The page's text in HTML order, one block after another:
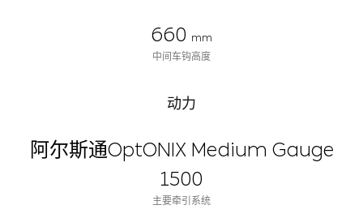
660 mm
中间车钩高度
动力
阿尔斯通OptONIX Medium Gauge
1500
主要牵引系统